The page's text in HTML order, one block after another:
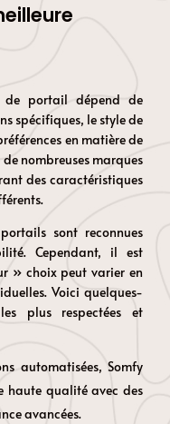
de portail dépend de
spécifiques, le style de
en matière de
nombreuses marques
des caractéristiques
sont reconnues
Cependant, il est
» choix peut varier en
Voici quelques-
plus respectées et
automatisées, Somfy
haute qualité avec des
avancées.